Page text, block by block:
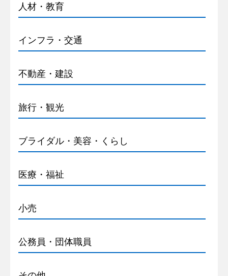
人材・教育
インフラ・交通
不動産・建設
旅行・観光
ブライダル・美容・くらし
医療・福祉
小売
公務員・団体職員